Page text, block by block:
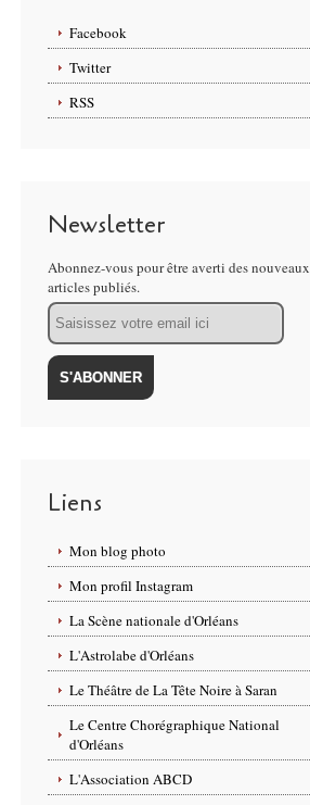
Facebook
Twitter
RSS
Newsletter
Abonnez-vous pour être averti des nouveaux
articles publiés.
Email
Liens
Mon blog photo
Mon profil Instagram
La Scène nationale d'Orléans
L'Astrolabe d'Orléans
Le Théâtre de La Tête Noire à Saran
Le Centre Chorégraphique National
d'Orléans
L'Association ABCD